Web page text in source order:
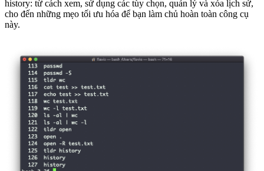
history: từ cách xem, sử dụng các tùy chọn, quản lý và xóa lịch sử,
cho đến những mẹo tối ưu hóa để bạn làm chủ hoàn toàn công cụ
này.